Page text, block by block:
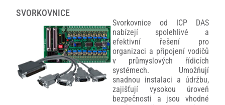
SVORKOVNICE
Svorkovnice od ICP DAS
nabízejí spolehlivé a
efektivní řešení pro
organizaci a připojení vodičů
v průmyslových řídicích
systémech. Umožňují
snadnou instalaci a údržbu,
zajišťují vysokou úroveň
bezpečnosti a jsou vhodné